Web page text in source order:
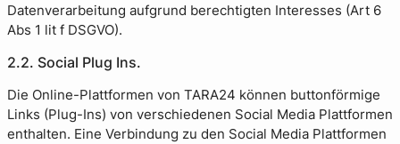
Datenverarbeitung aufgrund berechtigten Interesses (Art 6
Abs 1 lit f DSGVO).
2.2. Social Plug Ins.
Die Online-Plattformen von TARA24 können buttonförmige
Links (Plug-Ins) von verschiedenen Social Media Plattformen
enthalten. Eine Verbindung zu den Social Media Plattformen